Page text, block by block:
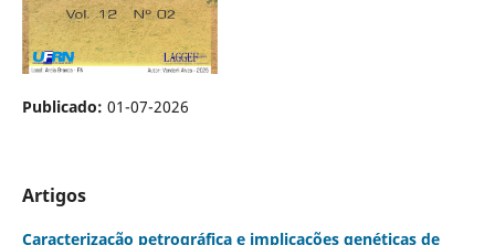
Publicado: 01-07-2026
Artigos
Caracterização petrográfica e implicações genéticas de